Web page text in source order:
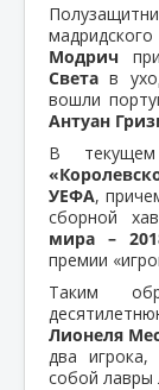
Модрич
Света в
вошли
Антуан
В
УЕФА,
сборной
мира –
премии
Таким
Лионеля
два
собой лавры